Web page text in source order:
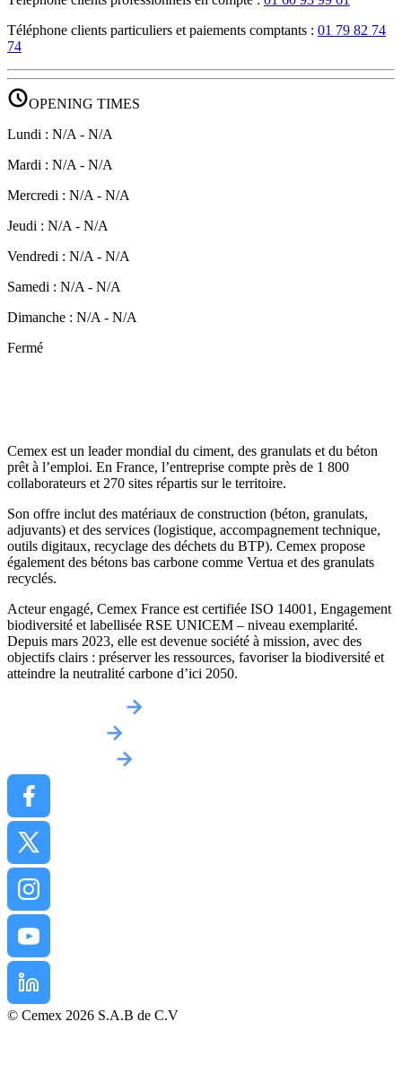
Téléphone clients particuliers et paiements comptants : 01 79 82 74
74
scheduleOPENING TIMES
Lundi : N/A - N/A
Mardi : N/A - N/A
Mercredi : N/A - N/A
Jeudi : N/A - N/A
Vendredi : N/A - N/A
Samedi : N/A - N/A
Dimanche : N/A - N/A
Fermé
Cemex est un leader mondial du ciment, des granulats et du béton
prêt à l’emploi. En France, l’entreprise compte près de 1 800
collaborateurs et 270 sites répartis sur le territoire.
Son offre inclut des matériaux de construction (béton, granulats,
adjuvants) et des services (logistique, accompagnement technique,
outils digitaux, recyclage des déchets du BTP). Cemex propose
également des bétons bas carbone comme Vertua et des granulats
recyclés.
Acteur engagé, Cemex France est certifiée ISO 14001, Engagement
biodiversité et labellisée RSE UNICEM – niveau exemplarité.
Depuis mars 2023, elle est devenue société à mission, avec des
objectifs clairs : préserver les ressources, favoriser la biodiversité et
atteindre la neutralité carbone d’ici 2050.
© Cemex 2026 S.A.B de C.V